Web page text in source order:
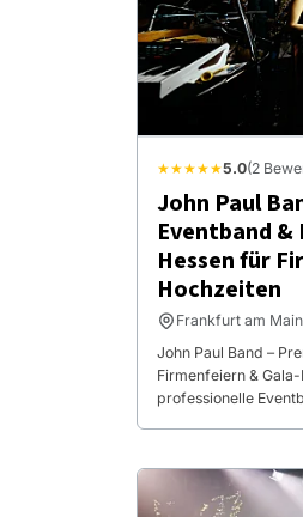
★★★★★5.0(2
John Paul
Eventband &
Hessen für
Hochzeiten
Frankfurt am Main
John Paul Band –
Firmenfeiern &
professionelle